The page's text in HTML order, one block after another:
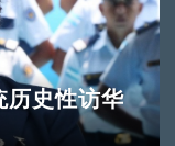
历史性访华